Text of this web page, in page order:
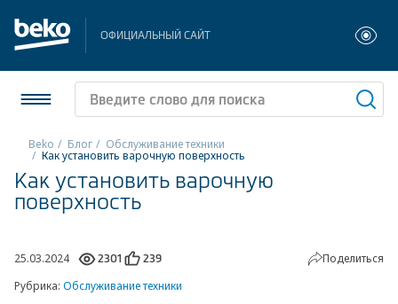
ОФИЦИАЛЬНЫЙ САЙТ
Холодильники и морозильники
Стиральные и сушильные машины
Посудомоечные машины
Плиты
Beko Блог Обслуживание техники
Как установить варочную поверхность
Как установить варочную
поверхность
25.03.2024 2301 239
Поделиться
Рубрика: Обслуживание техники